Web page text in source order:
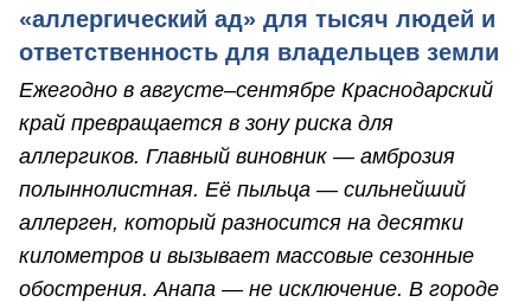
«аллергический ад» для тысяч людей и
ответственность для владельцев земли
Ежегодно в августе–сентябре Краснодарский
край превращается в зону риска для
аллергиков. Главный виновник — амброзия
полыннолистная. Её пыльца — сильнейший
аллерген, который разносится на десятки
километров и вызывает массовые сезонные
обострения. Анапа — не исключение. В городе